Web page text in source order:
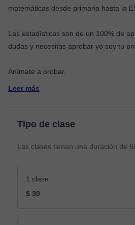
matemáticas desde primaria hasta la
Las estadísticas son de un 100% de
dudas y necesitas aprobar yo soy tu
Leer más
Tipo de clase
Las clases tienen una duración de
1 clase
$ 30